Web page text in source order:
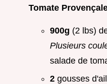
Tomate
900g (2 lbs)
Plusieurs
salade de
2 gousses